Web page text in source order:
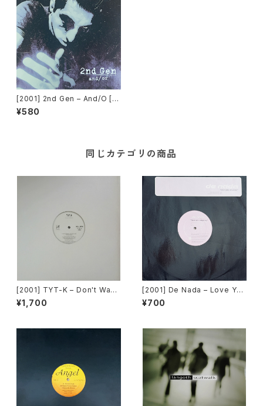
[2001] 2nd Gen – And/O [N
ovaMute]
¥580
同じカテゴリの商品
[2001] TYT-K – Don't Wann
a Lose Your Love [Five Mi
nutes Records]
¥1,700
[2001] De Nada – Love You
Anyway [Wildstar Records]
¥700